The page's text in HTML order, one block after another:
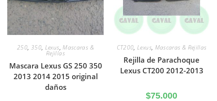
250, 350, Lexus,Mascaras &
Rejillas
Mascara Lexus GS 250 350
2013 2014 2015 original
daños
CT200,Lexus, Mascaras & Rejillas
Rejilla de Parachoque
Lexus CT200 2012-2013
$75.000